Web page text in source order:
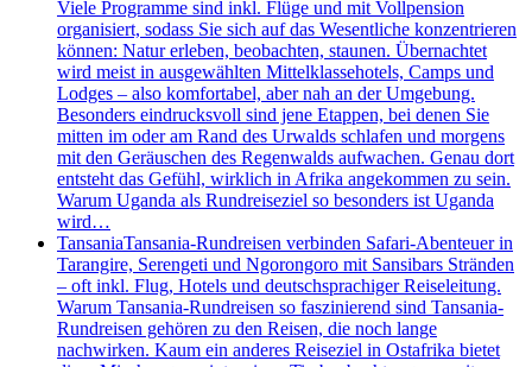
Viele Programme sind inkl. Flüge und mit Vollpension
organisiert, sodass Sie sich auf das Wesentliche konzentrieren
können: Natur erleben, beobachten, staunen. Übernachtet
wird meist in ausgewählten Mittelklassehotels, Camps und
Lodges – also komfortabel, aber nah an der Umgebung.
Besonders eindrucksvoll sind jene Etappen, bei denen Sie
mitten im oder am Rand des Urwalds schlafen und morgens
mit den Geräuschen des Regenwalds aufwachen. Genau dort
entsteht das Gefühl, wirklich in Afrika angekommen zu sein.
Warum Uganda als Rundreiseziel so besonders ist Uganda
wird…
TansaniaTansania-Rundreisen verbinden Safari-Abenteuer in
Tarangire, Serengeti und Ngorongoro mit Sansibars Stränden
– oft inkl. Flug, Hotels und deutschsprachiger Reiseleitung.
Warum Tansania-Rundreisen so faszinierend sind Tansania-
Rundreisen gehören zu den Reisen, die noch lange
nachwirken. Kaum ein anderes Reiseziel in Ostafrika bietet